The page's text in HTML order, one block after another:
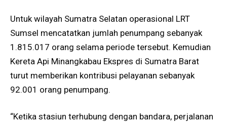
Untuk wilayah Sumatra Selatan operasional LRT
Sumsel mencatatkan jumlah penumpang sebanyak
1.815.017 orang selama periode tersebut. Kemudian
Kereta Api Minangkabau Ekspres di Sumatra Barat
turut memberikan kontribusi pelayanan sebanyak
92.001 orang penumpang.
“Ketika stasiun terhubung dengan bandara, perjalanan